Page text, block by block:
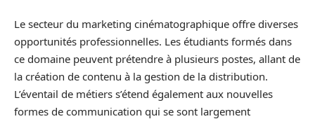
Le secteur du marketing cinématographique offre diverses
opportunités professionnelles. Les étudiants formés dans
ce domaine peuvent prétendre à plusieurs postes, allant de
la création de contenu à la gestion de la distribution.
L’éventail de métiers s’étend également aux nouvelles
formes de communication qui se sont largement